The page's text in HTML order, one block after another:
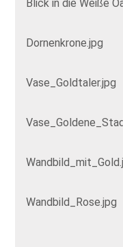
Blick in die Weiße
Dornenkrone.jpg
Vase_Goldtaler.jpg
Wandbild_Rose.jpg